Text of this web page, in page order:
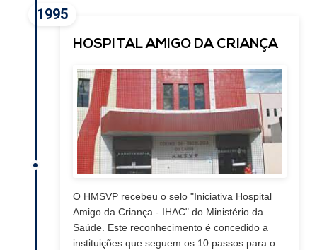
1995
HOSPITAL AMIGO DA CRIANÇA
O HMSVP recebeu o selo "Iniciativa Hospital
Amigo da Criança - IHAC" do Ministério da
Saúde. Este reconhecimento é concedido a
instituições que seguem os 10 passos para o